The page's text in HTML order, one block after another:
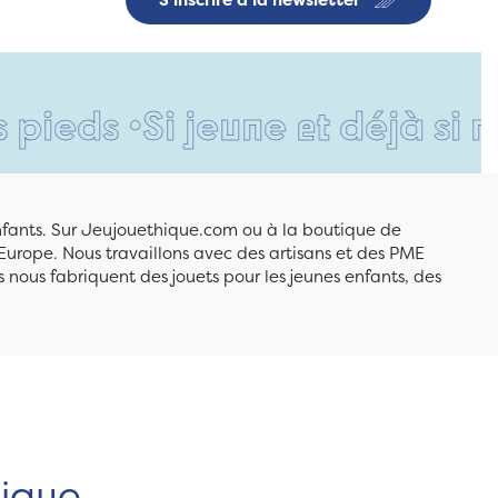
Si jeune et déjà si
Sur Jeujouethique.com ou à la boutique de
Nous travaillons avec des artisans et des PME
fabriquent des jouets pour les jeunes enfants, des